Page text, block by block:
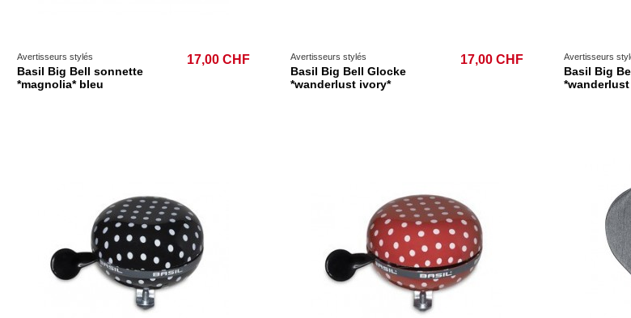
Avertisseurs stylés
Basil Big Bell sonnette
*magnolia* bleu
17,00 CHF Avertisseurs stylés
Basil Big Bell Glocke
*wanderlust ivory*
17,00 CHF Avertisseurs
Basil Big